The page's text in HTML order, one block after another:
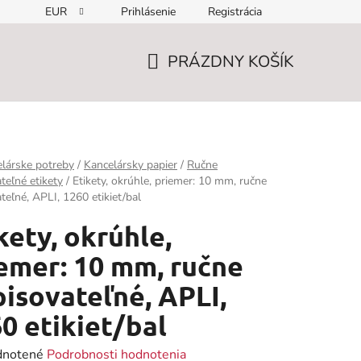
EUR Prihlásenie Registrácia
PRÁZDNY KOŠÍK
potreby / Kancelársky papier / Ručne
etikety / Etikety, okrúhle, priemer: 10 mm, ručne
APLI, 1260 etikiet/bal
okrúhle,
10 mm, ručne
APLI,
etikiet/bal
Podrobnosti hodnotenia